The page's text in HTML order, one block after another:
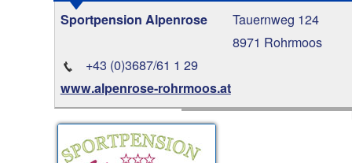
Sportpension Alpenrose
Tauernweg 124
8971 Rohrmoos
+43 (0)3687/61 1 29
www.alpenrose-rohrmoos.at